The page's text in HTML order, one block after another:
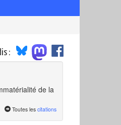
:
de la
Toutes les citations